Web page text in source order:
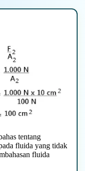
tentang
fluida yang tidak
fluida